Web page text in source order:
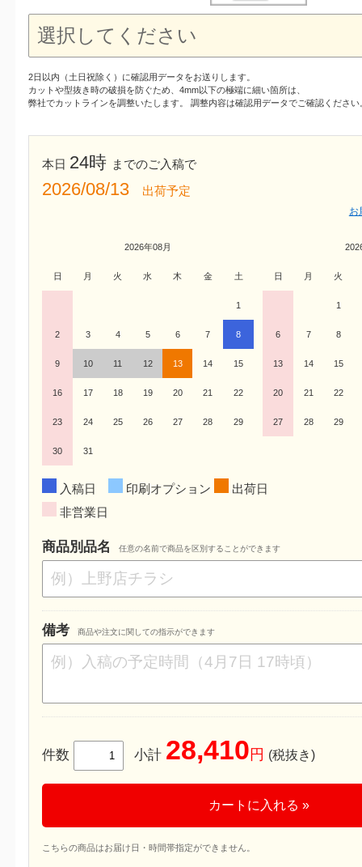
2日以内（土日祝除く）に確認用データをお送りします。
カットや型抜き時の破損を防ぐため、4mm以下の極端に細い箇所は、
弊社でカットラインを調整いたします。 調整内容は確認用データでご確認ください
本日 24時 までのご入稿で
2026/08/13 出荷予定
お
2026年08月
日 月 火 水 木 金 土
1
2 3 4 5 6 7 8
9 10 11 12 13 14 15
16 17 18 19 20 21 22
23 24 25 26 27 28 29
30 31
日 月 火
1
6 7 8
13 14 15
20 21 22
27 28 29
入稿日 印刷オプション
出荷日
非営業日
商品別品名 任意の名前で商品を区別することができます
備考 商品や注文に関しての指示ができます
件数 小計 28,410 円 (税抜き)
カートに入れる »
こちらの商品はお届け日・時間帯指定ができません。